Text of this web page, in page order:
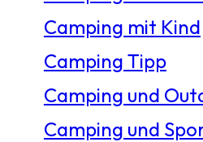
Camping mit Kind
Camping Tipp
Camping und
Camping und